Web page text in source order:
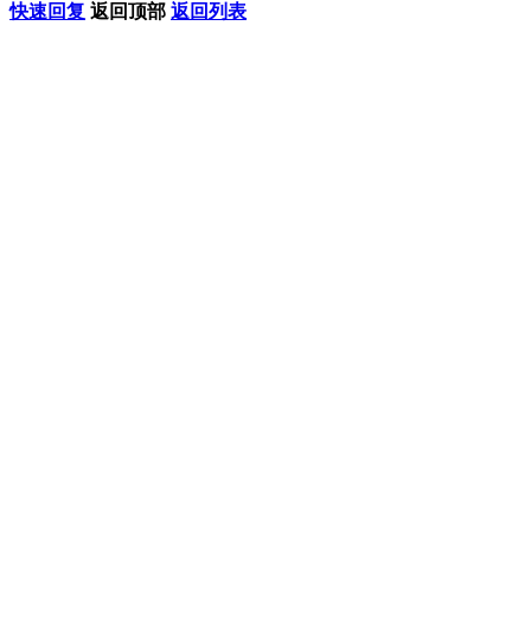
快速回复 返回顶部 返回列表